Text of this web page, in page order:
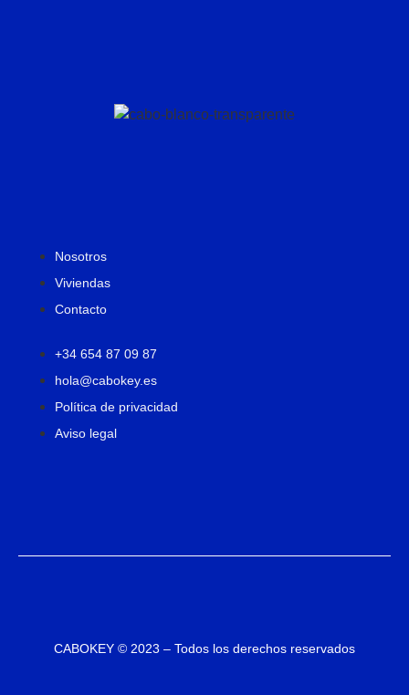
Nosotros
Viviendas
Contacto
+34 654 87 09 87
hola@cabokey.es
Política de privacidad
Aviso legal
CABOKEY © 2023 – Todos los derechos reservados